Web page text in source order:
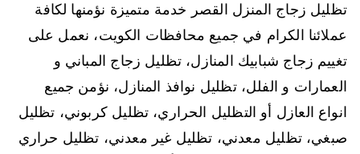
تظليل زجاج المنزل القصر خدمة متميزة نؤمنها لكافة
عملائنا الكرام في جميع محافظات الكويت، نعمل على
تغييم زجاج شبابيك المنازل، تظليل زجاج المباني و
العمارات و الفلل، تظليل نوافذ المنازل، نؤمن جميع
انواع العازل أو التظليل الحراري، تظليل كربوني، تظليل
صبغي، تظليل معدني، تظليل غير معدني، تظليل حراري